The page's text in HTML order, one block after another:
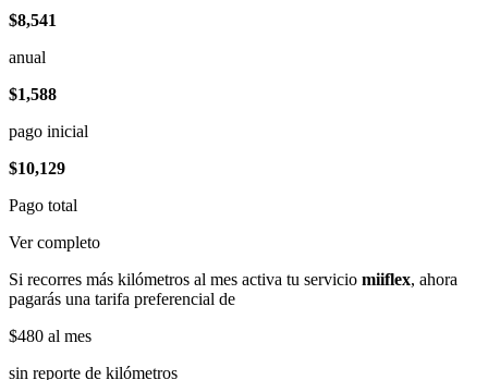
$8,541
anual
$1,588
pago inicial
$10,129
Pago total
Ver completo
Si recorres más kilómetros al mes activa tu servicio miiflex, ahora
pagarás una tarifa preferencial de
$480 al mes
sin reporte de kilómetros